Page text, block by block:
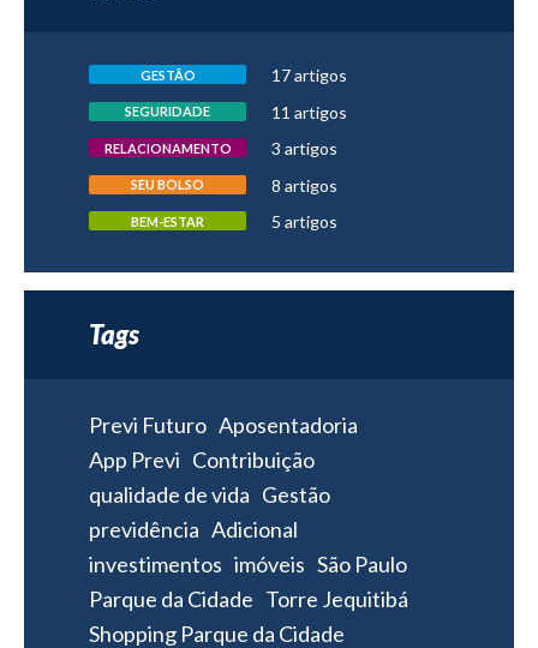
GESTÃO 17 artigos
SEGURIDADE 11 artigos
RELACIONAMENTO 3 artigos
SEU BOLSO 8 artigos
BEM-ESTAR 5 artigos
Tags
Previ Futuro Aposentadoria
App Previ Contribuição
qualidade de vida Gestão
previdência Adicional
investimentos imóveis São Paulo
Parque da Cidade Torre Jequitibá
Shopping Parque da Cidade